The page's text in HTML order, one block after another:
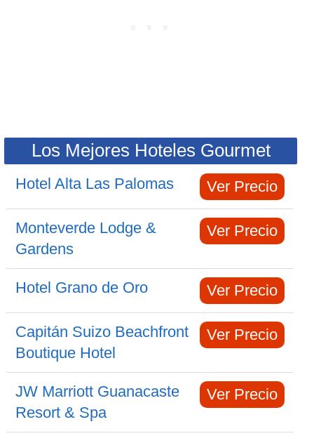
Los Mejores Hoteles Gourmet
Hotel Alta Las Palomas Ver Precio
Monteverde Lodge &
Gardens
Ver Precio
Hotel Grano de Oro Ver Precio
Capitán Suizo Beachfront
Boutique Hotel
Ver Precio
JW Marriott Guanacaste
Resort & Spa
Ver Precio